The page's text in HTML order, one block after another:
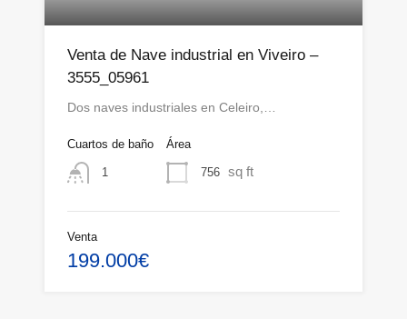
Venta de Nave industrial en Viveiro –
3555_05961
Dos naves industriales en Celeiro,…
Cuartos de baño
1
Área
756 sq ft
Venta
199.000€